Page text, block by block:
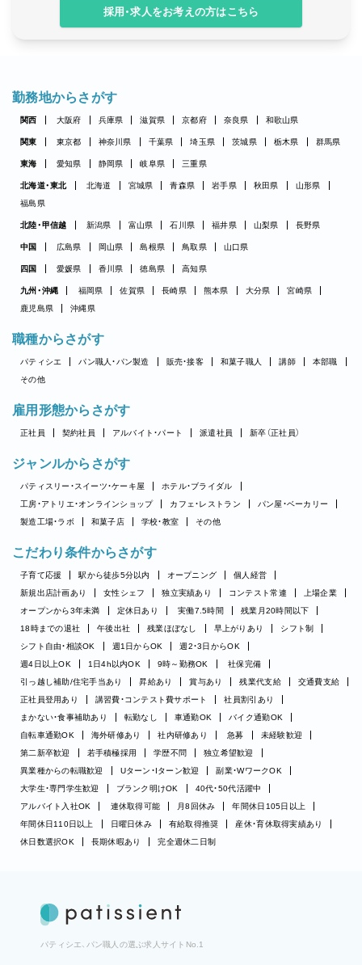
採用・求人をお考えの方はこちら
勤務地からさがす
関西 大阪府 兵庫県 滋賀県 京都府 奈良県 和歌山県
関東 東京都 神奈川県 千葉県 埼玉県 茨城県 栃木県 群馬県
東海 愛知県 静岡県 岐阜県 三重県
北海道・東北 北海道 宮城県 青森県 岩手県 秋田県
山形県
福島県
北陸・甲信越 新潟県 富山県 石川県 福井県 山梨県 長野県
中国 広島県 岡山県 島根県 鳥取県 山口県
四国 愛媛県 香川県 徳島県 高知県
九州・沖縄 福岡県 佐賀県 長崎県 熊本県 大分県
宮崎県
鹿児島県
沖縄県
職種からさがす
パティシエ パン職人・パン製造 販売・接客 和菓子職人 講師
本部職
その他
雇用形態からさがす
正社員 契約社員 アルバイト・パート 派遣社員 新卒（正社員）
ジャンルからさがす
パティスリー・スイーツ・ケーキ屋
ホテル・ブライダル
工房・アトリエ・オンラインショップ
カフェ・レストラン
パン屋・ベーカリー
製造工場・ラボ
和菓子店 学校・教室 その他
こだわり条件からさがす
子育て応援 駅から徒歩5分以内 オープニング
個人経営
新規出店計画あり
女性シェフ 独立実績あり コンテスト常連
上場企業
オープンから3年未満
定休日あり 実働7.5時間
残業月20時間以下
18時までの退社
午後出社 残業ほぼなし 早上がりあり
シフト制
シフト自由・相談OK
週1日からOK
週2・3日からOK
週4日以上OK
1日4h以内OK 9時～勤務OK
社保完備
引っ越し補助/住宅手当あり
昇給あり 賞与あり 残業代支給
交通費支給
正社員登用あり
講習費・コンテスト費サポート
社員割引あり
まかない・食事補助あり
転勤なし 車通勤OK
バイク通勤OK
自転車通勤OK
海外研修あり 社内研修あり 急募
未経験歓迎
第二新卒歓迎
若手積極採用 学歴不問
独立希望歓迎
異業種からの転職歓迎
Uターン・Iターン歓迎
副業・WワークOK
大学生・専門学生歓迎
ブランク明けOK
40代・50代活躍中
アルバイト入社OK
連休取得可能 月8回休み
年間休日105日以上
年間休日110日以上
日曜日休み 有給取得推奨
産休・育休取得実績あり
休日数選択OK
長期休暇あり 完全週休二日制
パティシエ、パン職人の選ぶ求人サイトNo.1